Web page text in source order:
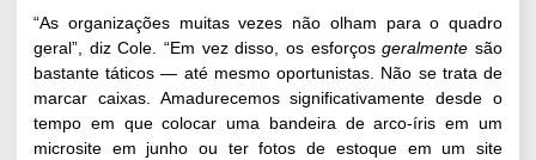
“As organizações muitas vezes não olham para o quadro
geral”, diz Cole. “Em vez disso, os esforçosgeralmentesão
bastante táticos — até mesmo oportunistas. Não se trata de
marcar caixas. Amadurecemos significativamente desde o
tempo em que colocar uma bandeira de arco-íris em um
microsite em junho ou ter fotos de estoque em um site